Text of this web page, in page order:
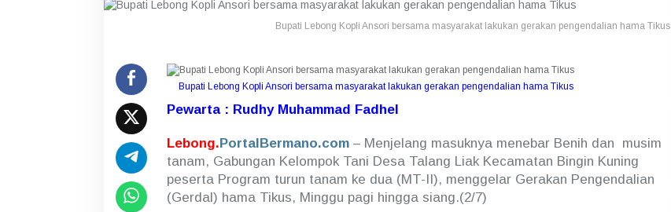
o
A
s
o
r
,
L
i
b
u
Bupati Lebong Kopli Ansori bersama masyarakat lakukan gerakan pengendalian hama Tikus
Bupati Lebong Kopli Ansori bersama masyarakat lakukan gerakan pengendalian hama Tikus
Pewarta : Rudhy Muhammad Fadhel
Lebong.PortalBermano.com– Menjelang masuknya menebar Benih dan musim
tanam, Gabungan Kelompok Tani Desa Talang Liak Kecamatan Bingin Kuning
peserta Program turun tanam ke dua (MT-II), menggelar Gerakan Pengendalian
(Gerdal) hama Tikus, Minggu pagi hingga siang.(2/7)